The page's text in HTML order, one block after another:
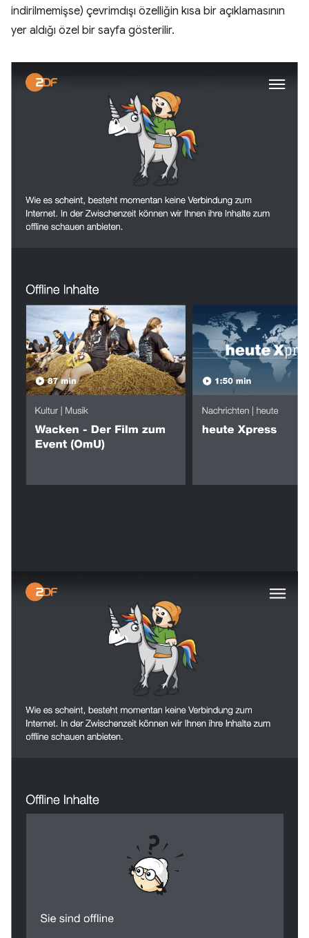
indirilmemişse) çevrimdışı özelliğin kısa bir açıklamasının
yer aldığı özel bir sayfa gösterilir.